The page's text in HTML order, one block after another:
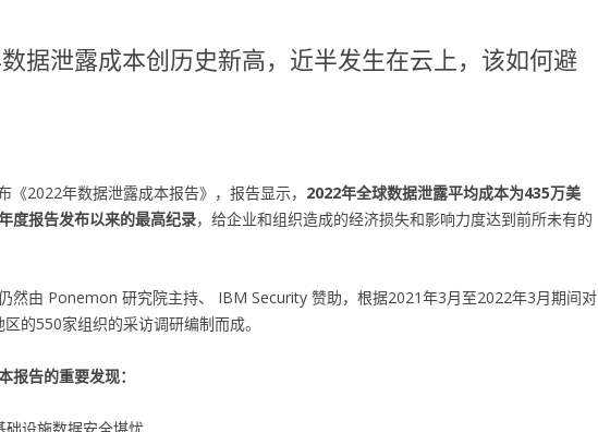
据泄露成本创历史新高，近半发生在云上，该如何避
《2022年数据泄露成本报告》，报告显示， 2022年全球数据泄露平均成本为435万美
度报告发布以来的最高纪录，给企业和组织造成的经济损失和影响力度达到前所未有的
然由 Ponemon 研究院主持、 IBM Security 赞助，根据2021年3月至2022年3月期间对
的550家组织的采访调研编制而成。
报告的重要发现：